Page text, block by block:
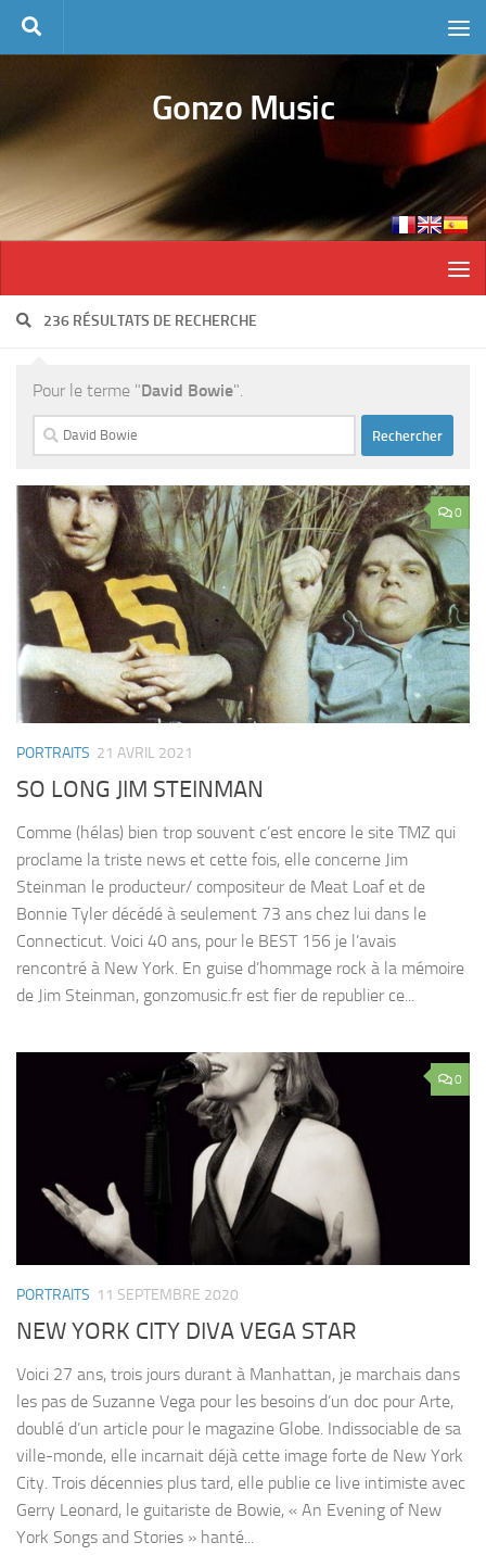
Skip to content
Gonzo Music
236 RÉSULTATS DE RECHERCHE
Pour le terme "David Bowie".
Rechercher :
0
PORTRAITS 21 AVRIL 2021
SO LONG JIM STEINMAN
Comme (hélas) bien trop souvent c’est encore le site TMZ qui
proclame la triste news et cette fois, elle concerne Jim
Steinman le producteur/ compositeur de Meat Loaf et de
Bonnie Tyler décédé à seulement 73 ans chez lui dans le
Connecticut. Voici 40 ans, pour le BEST 156 je l’avais
rencontré à New York. En guise d’hommage rock à la mémoire
de Jim Steinman, gonzomusic.fr est fier de republier ce...
0
PORTRAITS 11 SEPTEMBRE 2020
NEW YORK CITY DIVA VEGA STAR
Voici 27 ans, trois jours durant à Manhattan, je marchais dans
les pas de Suzanne Vega pour les besoins d’un doc pour Arte,
doublé d’un article pour le magazine Globe. Indissociable de sa
ville-monde, elle incarnait déjà cette image forte de New York
City. Trois décennies plus tard, elle publie ce live intimiste avec
Gerry Leonard, le guitariste de Bowie, « An Evening of New
York Songs and Stories » hanté...